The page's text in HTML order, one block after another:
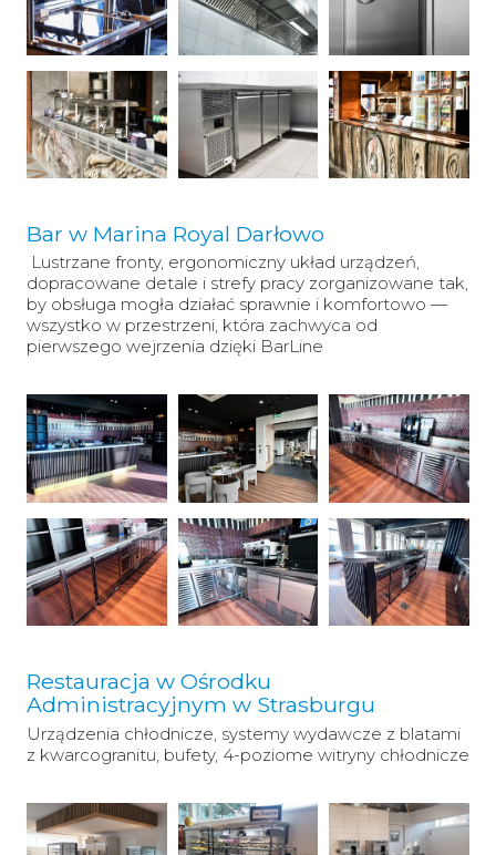
Bar w Marina Royal Darłowo
Lustrzane fronty, ergonomiczny układ urządzeń,
dopracowane detale i strefy pracy zorganizowane tak,
by obsługa mogła działać sprawnie i komfortowo —
wszystko w przestrzeni, która zachwyca od
pierwszego wejrzenia dzięki BarLine
Restauracja w Ośrodku
Administracyjnym w Strasburgu
Urządzenia chłodnicze, systemy wydawcze z blatami
z kwarcogranitu, bufety, 4-poziome witryny chłodnicze